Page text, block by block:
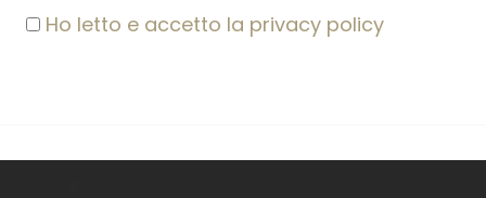
Ho letto e accetto la privacy policy